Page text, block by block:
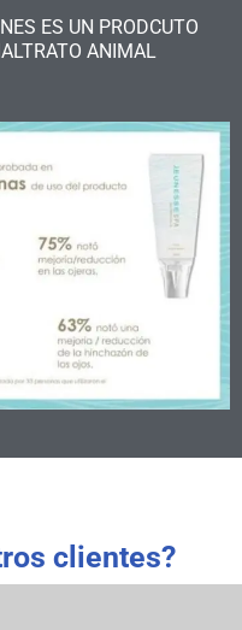
ES UN PRODCUTO
ANIMAL
clientes?